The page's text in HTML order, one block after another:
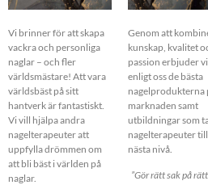
Vi brinner för att skapa
vackra och personliga
naglar – och fler
världsmästare! Att vara
världsbäst på sitt
hantverk är fantastiskt.
Vi vill hjälpa andra
nagelterapeuter att
uppfylla drömmen om
att bli bäst i världen på
naglar.
Genom att
kunskap, kvalitet
passion erbjuder vi
enligt oss de bästa
nagelprodukterna
marknaden samt
utbildningar som
nagelterapeuter till
nästa nivå.
”Gör rätt sak på